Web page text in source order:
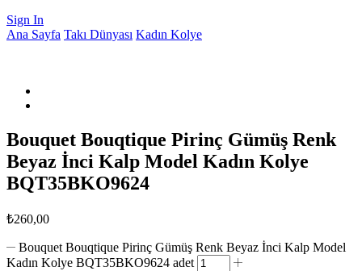
Sign In
Ana Sayfa Takı Dünyası Kadın Kolye
Bouquet Bouqtique Pirinç Gümüş Renk
Beyaz İnci Kalp Model Kadın Kolye
BQT35BKO9624
₺260,00
Bouquet Bouqtique Pirinç Gümüş Renk Beyaz İnci Kalp Model
Kadın Kolye BQT35BKO9624 adet